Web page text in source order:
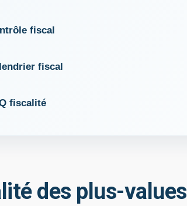
fiscal
fiscal
fiscalité
des plus-values